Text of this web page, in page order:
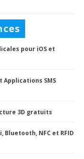
pour iOS et
Applications SMS
3D gratuits
NFC et RFID